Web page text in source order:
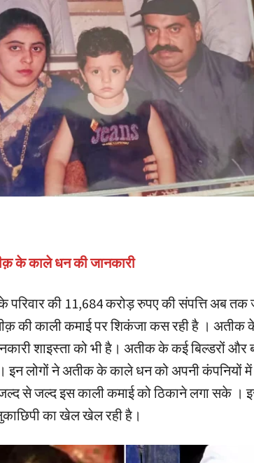
के काले धन की जानकारी
की 11,684 करोड़ रुपए की संपत्ति अब तक
की काली कमाई पर शिकंजा कस रही है ।
शाइस्ता को भी है। अतीक के कई बिल्डरों
इन लोगों ने अतीक के काले धन को अपनी कंपनियों
जल्द से जल्द इस काली कमाई को ठिकाने लगा सके ।
का खेल खेल रही है।